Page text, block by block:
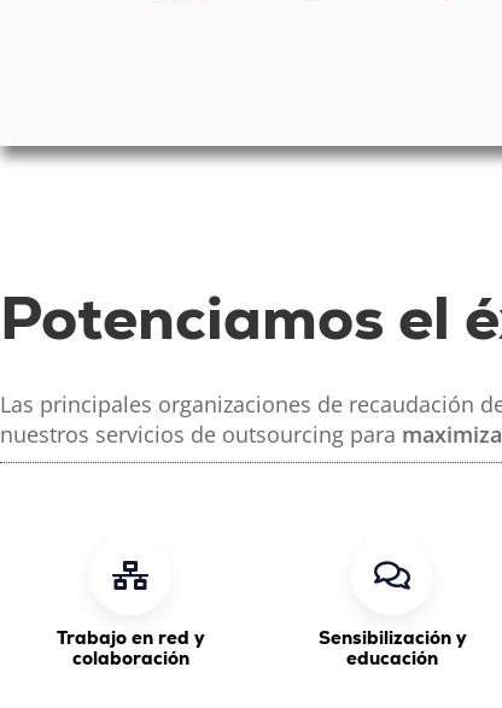
Potenciamos el
Las principales organizaciones de recaudación
nuestros servicios de outsourcing para
Trabajo en red y
colaboración
Sensibilización y
educación